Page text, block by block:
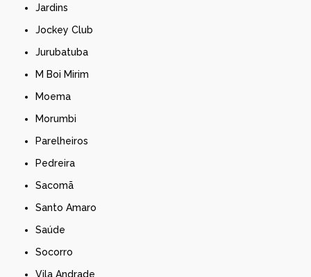
Jardins
Jockey Club
Jurubatuba
M Boi Mirim
Moema
Morumbi
Parelheiros
Pedreira
Sacomã
Santo Amaro
Saúde
Socorro
Vila Andrade